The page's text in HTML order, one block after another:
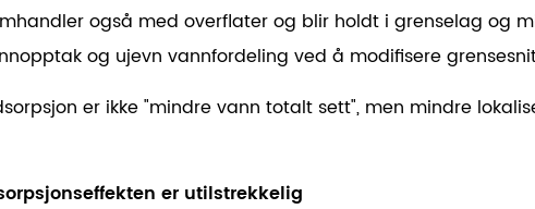
også med overflater og blir holdt i grenselag og
og ujevn vannfordeling ved å modifisere
er ikke "mindre vann totalt sett", men mindre
er utilstrekkelig